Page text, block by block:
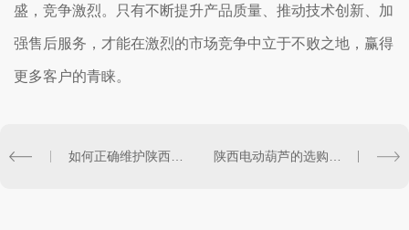
盛，竞争激烈。只有不断提升产品质量、推动技术创新、加
强售后服务，才能在激烈的市场竞争中立于不败之地，赢得
更多客户的青睐。